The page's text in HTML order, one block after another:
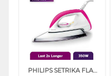
PHILIPS SETRIKA FLAT IRON HD1173 SERIES